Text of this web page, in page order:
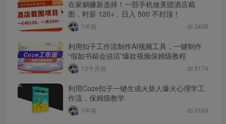
在家躺赚新选择！一部手机做美团酒店截
图，时薪 120+，日入 500 不封顶！
1年前 3498
利用扣子工作流制作AI视频工具，一键制作
“假如书籍会说话”爆款视频保姆级教程
12个月前 3174
利用Coze扣子一键生成火柴人爆火心理学工
作流，保姆级教学
1年前 3169